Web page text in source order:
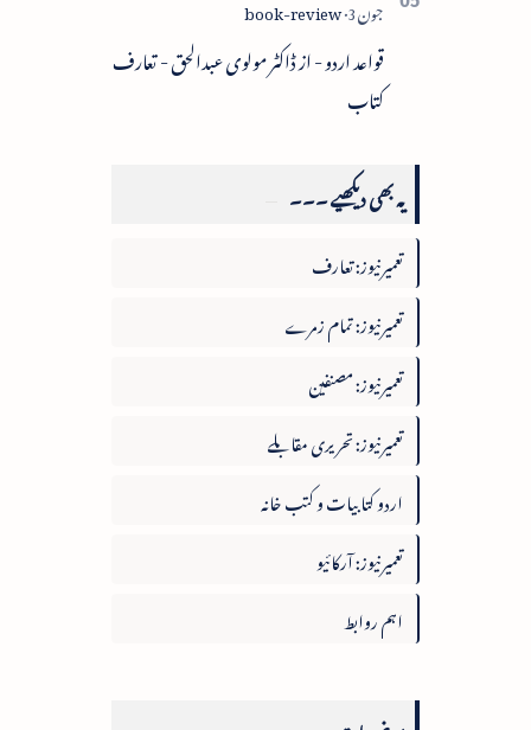
قواعد اردو - از ڈاکٹر مولوی عبدالحق - تعارف
کتاب
یہ بھی دیکھیے ۔۔۔
تعمیرنیوز: تعارف
تعمیرنیوز: تمام زمرے
تعمیرنیوز: مصنفین
تعمیرنیوز: تحریری مقابلے
اردو کتابیات و کتب خانہ
تعمیرنیوز: آرکائیو
اہم روابط